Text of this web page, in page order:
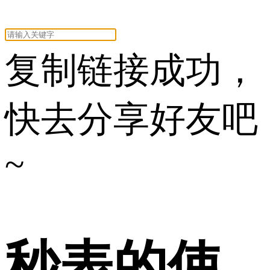
复制链接成功，
快去分享好友吧
~